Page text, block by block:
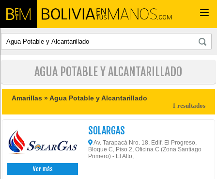
AGUA POTABLE Y ALCANTARILLADO
Amarillas »Agua Potable y Alcantarillado
1 resultados
Ver más
SOLARGAS
Av. Tarapacá Nro. 18, Edif. El Progreso,
Bloque C, Piso 2, Oficina C (Zona Santiago
Primero) - El Alto,